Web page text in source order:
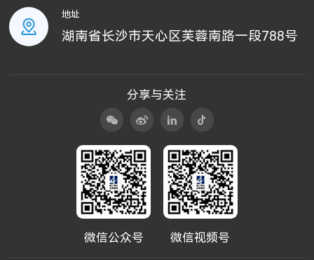
地址
湖南省长沙市天心区芙蓉南路一段788号
微信公众号 微信视频号
分享与关注